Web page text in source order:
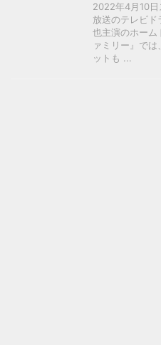
2022年4月10日
放送のテレビド
也主演のホーム
ァミリー』で
ットも ...